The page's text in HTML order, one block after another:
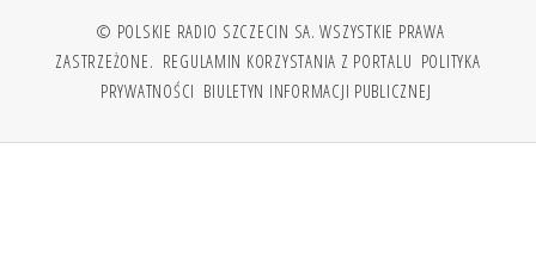
© POLSKIE RADIO SZCZECIN SA. WSZYSTKIE PRAWA
ZASTRZEŻONE. REGULAMIN KORZYSTANIA Z PORTALU POLITYKA
PRYWATNOŚCI BIULETYN INFORMACJI PUBLICZNEJ